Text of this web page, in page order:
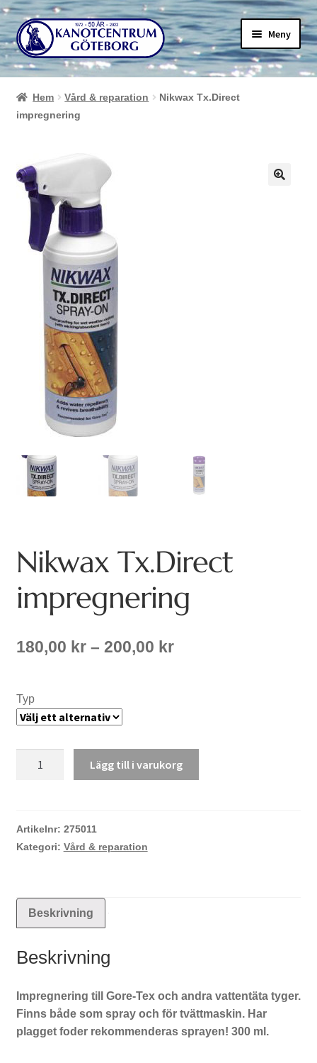
Hoppa
till
navigering
Hoppa
till
innehåll
Meny
Hem Vård & reparation
Nikwax Tx.Direct
impregnering
Nikwax Tx.Direct
impregnering
180,00 kr – 200,00 krPrisintervall:
Typ
Lägg till i varukorg
Artikelnr: 275011
Kategori: Vård & reparation
Beskrivning
Beskrivning
Impregnering till Gore-Tex och andra vattentäta tyger.
Finns både som spray och för tvättmaskin. Har
plagget foder rekommenderas sprayen! 300 ml.